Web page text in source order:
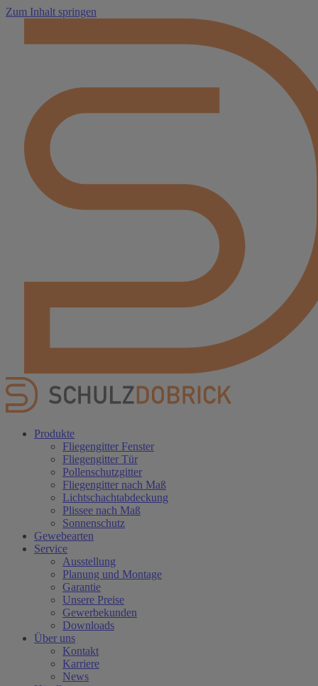
Zum Inhalt springen
Produkte
Fliegengitter Fenster
Fliegengitter Tür
Pollenschutzgitter
Fliegengitter nach Maß
Lichtschachtabdeckung
Plissee nach Maß
Sonnenschutz
Gewebearten
Service
Ausstellung
Planung und Montage
Garantie
Unsere Preise
Gewerbekunden
Downloads
Über uns
Kontakt
Karriere
News